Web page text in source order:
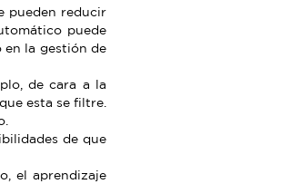
pueden reducir
puede
en la gestión de
de cara a la
esta se filtre.
de que
el aprendizaje